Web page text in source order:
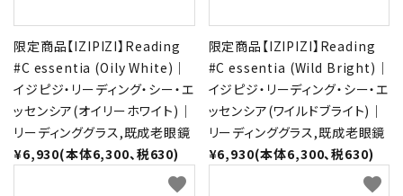
限定商品【IZIPIZI】Reading
#C essentia (Oily White)｜
イジピジ・リーディング・シー・エ
ッセンシア(オイリーホワイト)｜
リーディンググラス,既成老眼鏡
¥6,930(本体6,300、税630)
限定商品【IZIPIZI】Reading
#C essentia (Wild Bright)｜
イジピジ・リーディング・シー・エ
ッセンシア(ワイルドブライト)｜
リーディンググラス,既成老眼鏡
¥6,930(本体6,300、税630)
favorite favorite